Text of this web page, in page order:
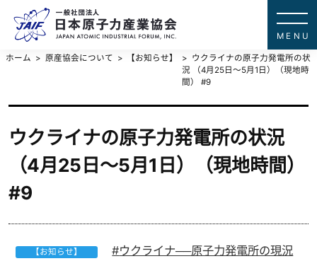
ホーム 原産協会について 【お知らせ】
ウクライナの原子力発電所の状
況 （4月25日～5月1日）（現地時
間） #9
ウクライナの原子力発電所の状況
（4月25日～5月1日）（現地時間）
#9
【お知らせ】
ウクライナ──原子力発電所の現況